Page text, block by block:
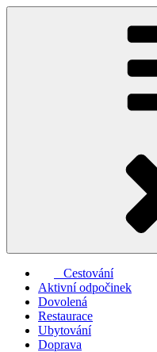
Přejít
Cestování
Aktivní odpočinek
Dovolená
Restaurace
Ubytování
Doprava